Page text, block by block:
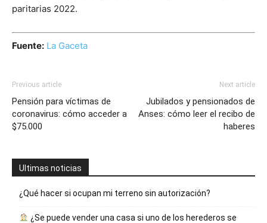
paritarias 2022.
Fuente: La Gaceta
Previous article
Pensión para víctimas de
coronavirus: cómo acceder a
$75.000
Next article
Jubilados y pensionados de
Anses: cómo leer el recibo de
haberes
Ultimas noticias
¿Qué hacer si ocupan mi terreno sin autorización?
¿Se puede vender una casa si uno de los herederos se